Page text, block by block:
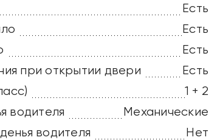
Есть
Есть
Есть
при открытии двери
Есть
1 + 2
водителя
Механические
водителя
Нет